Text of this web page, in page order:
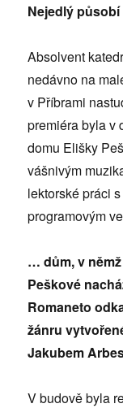
Nejedlý
Absolvent
nedávno na
v Příbrami
premiéra byla v
domu Elišky
vášnivým
lektorské práci
programovým
… dům, v
Peškové
Romaneto
žánru
Jakubem
V budově byla